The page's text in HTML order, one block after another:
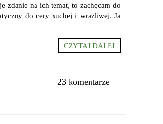
zdanie na ich temat, to zachęcam do
do cery suchej i wrażliwej. Ja
CZYTAJ DALEJ
23 komentarze